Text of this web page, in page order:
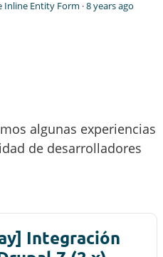
Inline Entity Form ·8 years ago
algunas experiencias
de desarrolladores
Integración